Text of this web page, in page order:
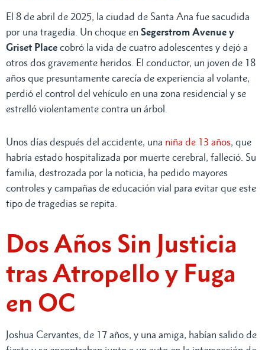
El 8 de abril de 2025, la ciudad de Santa Ana fue sacudida
por una tragedia. Un choque en Segerstrom Avenue y
Griset Place cobró la vida de cuatro adolescentes y dejó a
otros dos gravemente heridos. El conductor, un joven de 18
años que presuntamente carecía de experiencia al volante,
perdió el control del vehículo en una zona residencial y se
estrelló violentamente contra un árbol.
Unos días después del accidente, una niña de 13 años, que
habría estado hospitalizada por muerte cerebral, falleció. Su
familia, destrozada por la noticia, ha pedido mayores
controles y campañas de educación vial para evitar que este
tipo de tragedias se repita.
Dos Años Sin Justicia
tras Atropello y Fuga
en OC
Joshua Cervantes, de 17 años, y una amiga, habían salido de